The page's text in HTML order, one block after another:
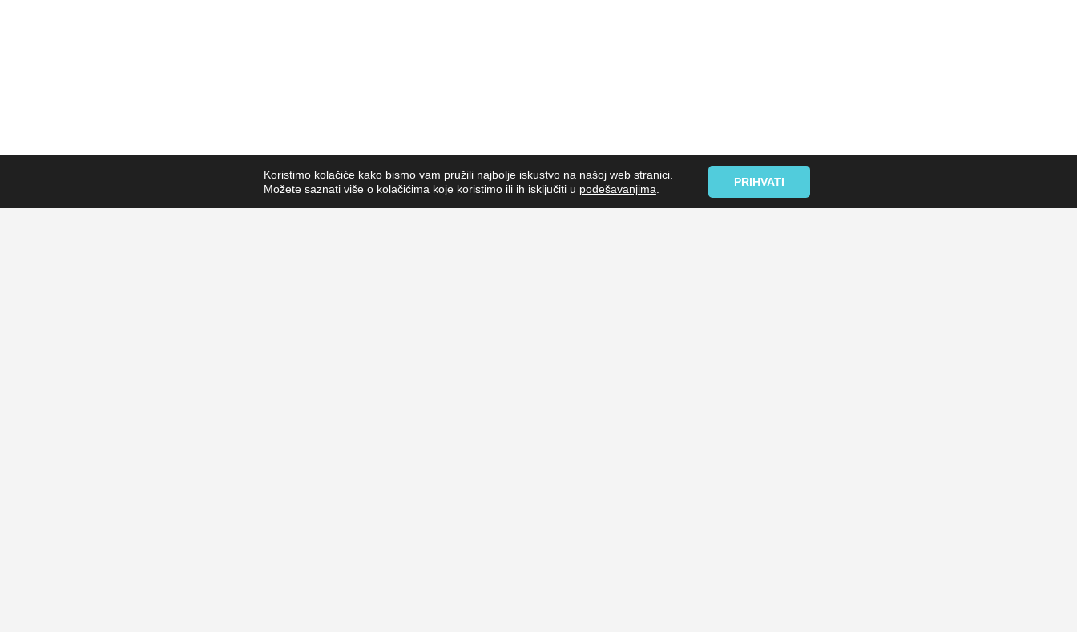
Koristimo kolačiće kako bismo vam pružili najbolje iskustvo na našoj web stranici.
Možete saznati više o kolačićima koje koristimo ili ih isključiti u podešavanjima
PRIHVATI